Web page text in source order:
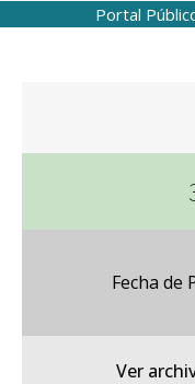
Portal
Fecha de
Ver